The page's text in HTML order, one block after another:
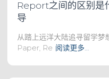
Report之间的区别是
导
从踏上远洋大陆追寻留学梦
Paper, Re 阅读更多…